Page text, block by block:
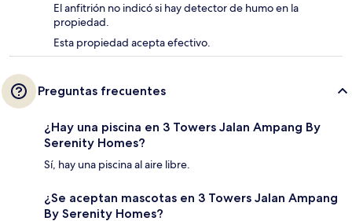
El anfitrión no indicó si hay detector de humo en la
propiedad.
Esta propiedad acepta efectivo.
Preguntas frecuentes
¿Hay una piscina en 3 Towers Jalan Ampang By
Serenity Homes?
Sí, hay una piscina al aire libre.
¿Se aceptan mascotas en 3 Towers Jalan Ampang
By Serenity Homes?